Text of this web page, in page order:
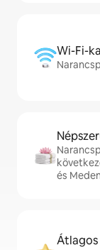
Wi-Fi-
és
Átlagos